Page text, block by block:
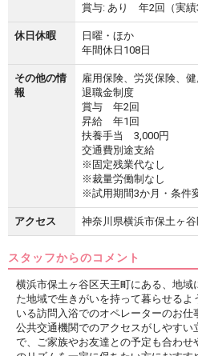
賞与: あり 年2回（実績
休日休暇
日曜・ほか
年間休日108日
その他の情
報
雇用保険、労災保険、
退職金制度
賞与 年2回
昇給 年1回
扶養手当 3,000円
交通費別途支給
※固定残業代なし
※裁量労働制なし
※試用期間3か月・条件
アクセス 神奈川県横浜市保土ヶ
スタッフからのコメント
横浜市保土ヶ谷区天王町にある、地
た地域で生きがいを持って暮らせる
いる訪問入浴でのオペレーターのお仕
公共交通機関でのアクセスがしやす
で、ご家族やお友達との予定も合わ